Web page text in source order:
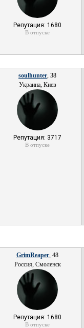
Репутация: 1680
В отпуске
soulhunter, 38
Украина, Киев
Репутация: 3717
В отпуске
GrimReaper, 48
Россия, Смоленск
Репутация: 1680
В отпуске